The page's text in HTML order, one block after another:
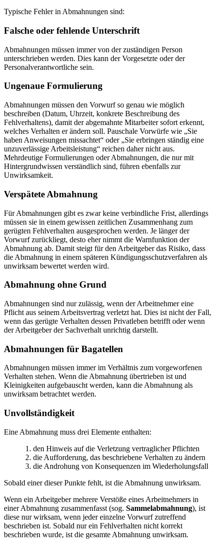
Typische Fehler in Abmahnungen sind:
Falsche oder fehlende Unterschrift
Abmahnungen müssen immer von der zuständigen Person
unterschrieben werden. Dies kann der Vorgesetzte oder der
Personalverantwortliche sein.
Ungenaue Formulierung
Abmahnungen müssen den Vorwurf so genau wie möglich
beschreiben (Datum, Uhrzeit, konkrete Beschreibung des
Fehlverhaltens), damit der abgemahnte Mitarbeiter sofort erkennt,
welches Verhalten er ändern soll. Pauschale Vorwürfe wie „Sie
haben Anweisungen missachtet“ oder „Sie erbringen ständig eine
unzuverlässige Arbeitsleistung“ reichen daher nicht aus.
Mehrdeutige Formulierungen oder Abmahnungen, die nur mit
Hintergrundwissen verständlich sind, führen ebenfalls zur
Unwirksamkeit.
Verspätete Abmahnung
Für Abmahnungen gibt es zwar keine verbindliche Frist, allerdings
müssen sie in einem gewissen zeitlichen Zusammenhang zum
gerügten Fehlverhalten ausgesprochen werden. Je länger der
Vorwurf zurückliegt, desto eher nimmt die Warnfunktion der
Abmahnung ab. Damit steigt für den Arbeitgeber das Risiko, dass
die Abmahnung in einem späteren Kündigungsschutzverfahren als
unwirksam bewertet werden wird.
Abmahnung ohne Grund
Abmahnungen sind nur zulässig, wenn der Arbeitnehmer eine
Pflicht aus seinem Arbeitsvertrag verletzt hat. Dies ist nicht der Fall,
wenn das gerügte Verhalten dessen Privatleben betrifft oder wenn
der Arbeitgeber der Sachverhalt unrichtig darstellt.
Abmahnungen für Bagatellen
Abmahnungen müssen immer im Verhältnis zum vorgeworfenen
Verhalten stehen. Wenn die Abmahnung übertrieben ist und
Kleinigkeiten aufgebauscht werden, kann die Abmahnung als
unwirksam betrachtet werden.
Unvollständigkeit
Eine Abmahnung muss drei Elemente enthalten:
den Hinweis auf die Verletzung vertraglicher Pflichten
die Aufforderung, das beschriebene Verhalten zu ändern
die Androhung von Konsequenzen im Wiederholungsfall
Sobald einer dieser Punkte fehlt, ist die Abmahnung unwirksam.
Wenn ein Arbeitgeber mehrere Verstöße eines Arbeitnehmers in
einer Abmahnung zusammenfasst (sog. Sammelabmahnung), ist
diese nur wirksam, wenn jeder einzelne Vorwurf zutreffend
beschrieben ist. Sobald nur ein Fehlverhalten nicht korrekt
beschrieben wurde, ist die gesamte Abmahnung unwirksam.